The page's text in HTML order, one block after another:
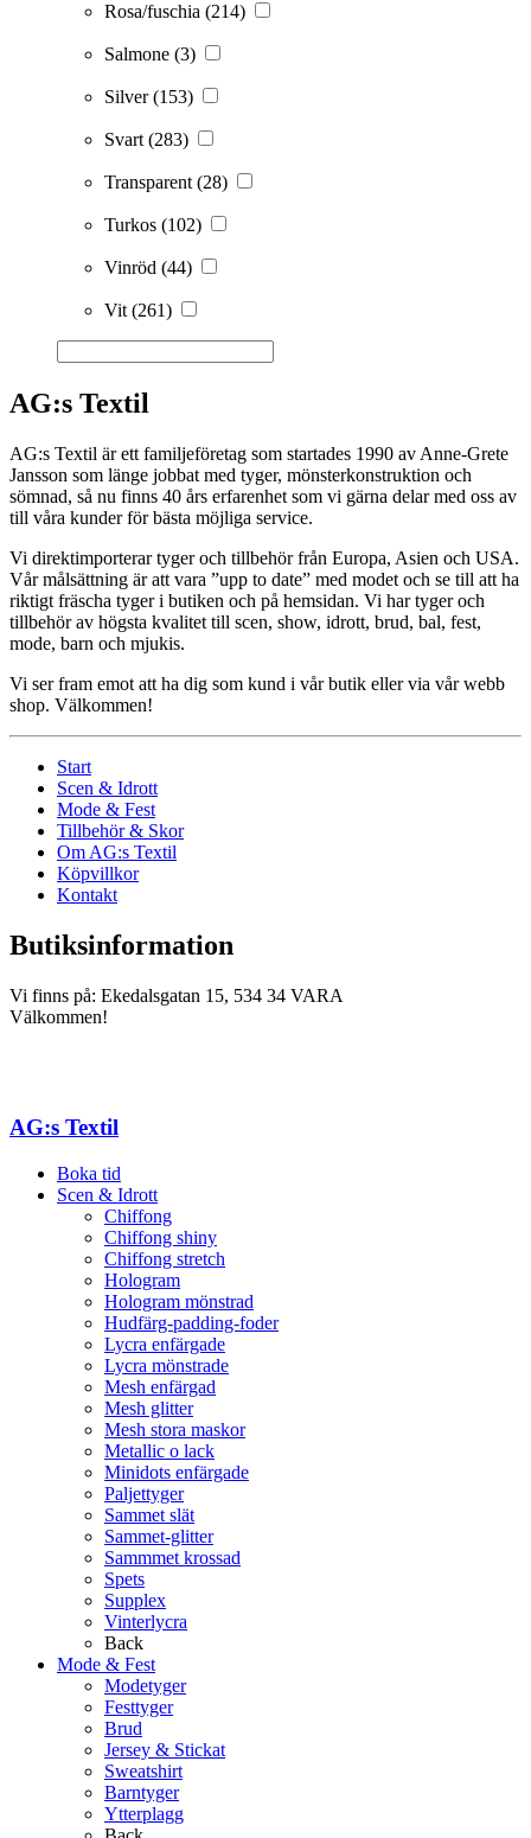
Rosa/fuschia (214)
Salmone (3)
Silver(153)
Svart (283)
Transparent (28)
Turkos (102)
Vinröd (44)
Vit (261)
AG:s Textil
AG:s Textil är ett familjeföretag som startades 1990 av Anne-Grete
Jansson som länge jobbat med tyger, mönsterkonstruktion och
sömnad, så nu finns 40 års erfarenhet som vi gärna delar med oss av
till våra kunder för bästa möjliga service.
Vi direktimporterar tyger och tillbehör från Europa, Asien och USA.
Vår målsättning är att vara ”upp to date” med modet och se till att ha
riktigt fräscha tyger i butiken och på hemsidan. Vi har tyger och
tillbehör av högsta kvalitet till scen, show, idrott, brud, bal, fest,
mode, barn och mjukis.
Vi ser fram emot att ha dig som kund i vår butik eller via vår webb
shop. Välkommen!
Start
Scen & Idrott
Mode & Fest
Tillbehör & Skor
Om AG:s Textil
Köpvillkor
Kontakt
Butiksinformation
Vi finns på: Ekedalsgatan 15, 534 34 VARA
Välkommen!
AG:s Textil
Boka tid
Scen & Idrott
Chiffong
Chiffong shiny
Chiffong stretch
Hologram
Hologram mönstrad
Hudfärg-padding-foder
Lycra enfärgade
Lycra mönstrade
Mesh enfärgad
Mesh glitter
Mesh stora maskor
Metallic o lack
Minidots enfärgade
Paljettyger
Sammet slät
Sammet-glitter
Sammmet krossad
Spets
Supplex
Vinterlycra
Back
Mode & Fest
Modetyger
Festtyger
Brud
Jersey & Stickat
Sweatshirt
Barntyger
Ytterplagg